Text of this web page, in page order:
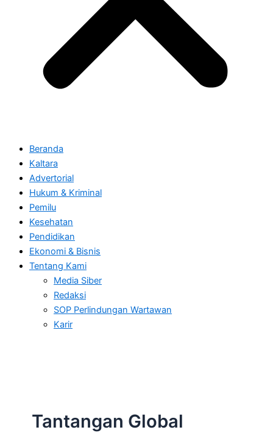
Beranda
Kaltara
Advertorial
Hukum & Kriminal
Pemilu
Kesehatan
Pendidikan
Ekonomi & Bisnis
Tentang Kami
Media Siber
Redaksi
SOP Perlindungan Wartawan
Karir
Tantangan Global